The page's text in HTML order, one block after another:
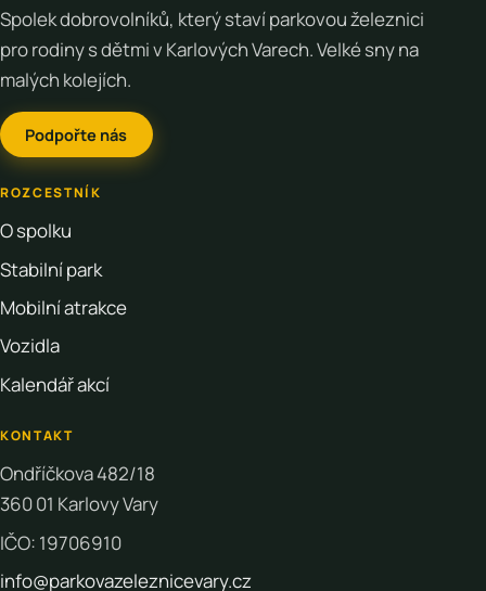
Spolek dobrovolníků, který staví parkovou železnici
pro rodiny s dětmi v Karlových Varech. Velké sny na
malých kolejích.
Podpořte nás
ROZCESTNÍK
O spolku
Stabilní park
Mobilní atrakce
Vozidla
Kalendář akcí
KONTAKT
Ondříčkova 482/18
360 01 Karlovy Vary
IČO: 19706910
info@parkovazeleznicevary.cz